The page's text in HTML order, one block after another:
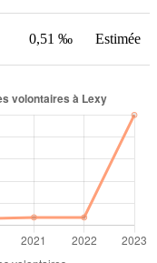
0,51 ‰ Estimée